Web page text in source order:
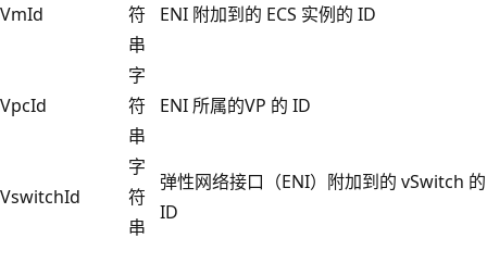
VmId
符
串
ENI 附加到的 ECS 实例的 ID
VpcId
字
符
串
ENI 所属的VP 的 ID
VswitchId
字
符
串
弹性网络接口（ENI）附加到的 vSwitch 的
ID